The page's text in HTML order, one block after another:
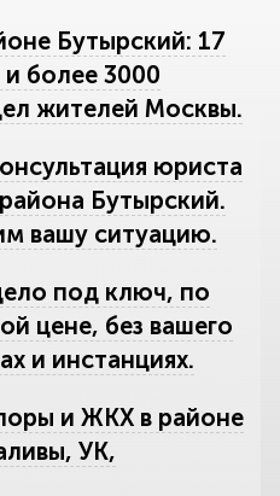
Бутырский: 17
более 3000
жителей Москвы.
юриста
Бутырский.
вашу ситуацию.
под ключ, по
цене, без вашего
и инстанциях.
и ЖКХ в районе
УК,